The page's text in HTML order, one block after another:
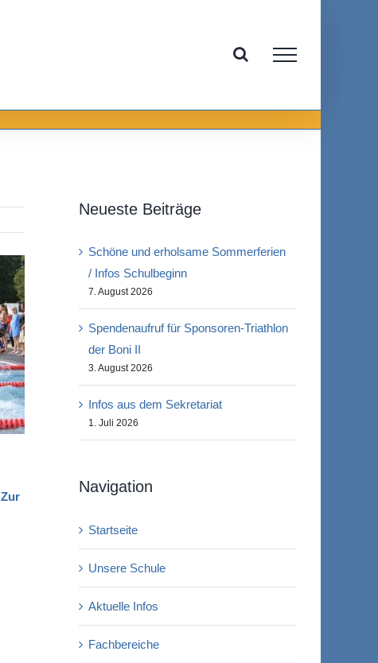
Zur
Neueste Beiträge
Schöne und erholsame Sommerferien
/ Infos Schulbeginn
7. August 2026
Spendenaufruf für Sponsoren-Triathlon
der Boni II
3. August 2026
Infos aus dem Sekretariat
1. Juli 2026
Navigation
Startseite
Unsere Schule
Aktuelle Infos
Fachbereiche